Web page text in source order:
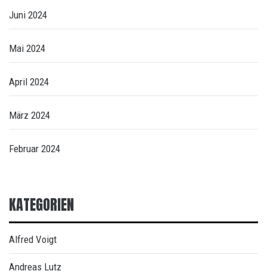
Juni 2024
Mai 2024
April 2024
März 2024
Februar 2024
KATEGORIEN
Alfred Voigt
Andreas Lutz